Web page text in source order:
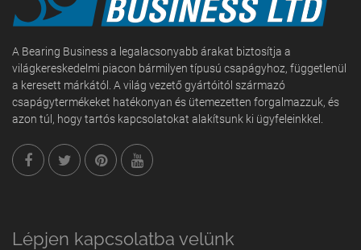
A Bearing Business a legalacsonyabb árakat biztosítja a
világkereskedelmi piacon bármilyen típusú csapágyhoz, függetlenül
a keresett márkától. A világ vezető gyártóitól származó
csapágytermékeket hatékonyan és ütemezetten forgalmazzuk, és
azon túl, hogy tartós kapcsolatokat alakítsunk ki ügyfeleinkkel.
Lépjen kapcsolatba velünk